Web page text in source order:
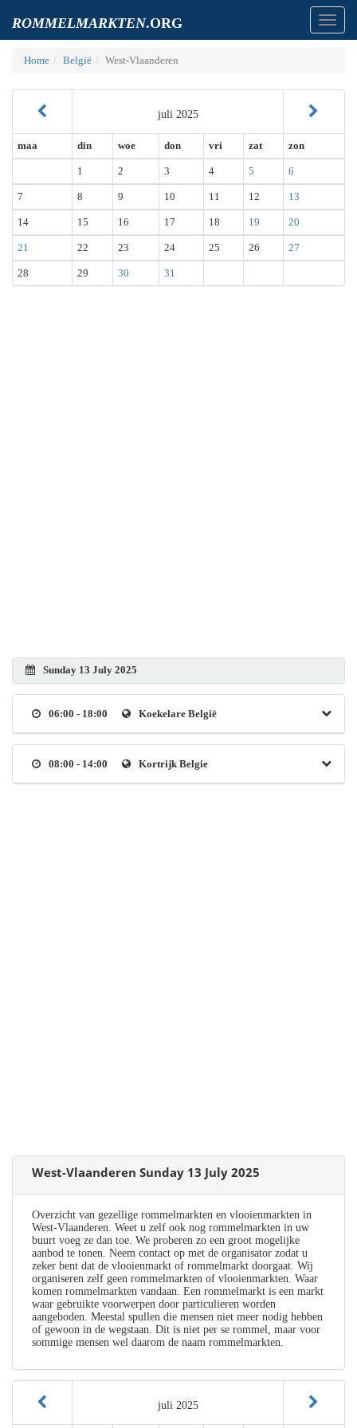
ROMMELMARKTEN.ORG
Home België West-Vlaanderen
juli 2025
maa din woe don vri zat zon
1 2 3 4 5 6
7 8 9 10 11 12 13
14 15 16 17 18 19 20
21 22 23 24 25 26 27
28 29 30 31
Sunday 13 July 2025
06:00 - 18:00 Koekelare België
08:00 - 14:00 Kortrijk Belgie
West-Vlaanderen Sunday 13 July 2025
Overzicht van gezellige rommelmarkten en vlooienmarkten in
West-Vlaanderen. Weet u zelf ook nog rommelmarkten in uw
buurt voeg ze dan toe. We proberen zo een groot mogelijke
aanbod te tonen. Neem contact op met de organisator zodat u
zeker bent dat de vlooienmarkt of rommelmarkt doorgaat. Wij
organiseren zelf geen rommelmarkten of vlooienmarkten. Waar
komen rommelmarkten vandaan. Een rommelmarkt is een markt
waar gebruikte voorwerpen door particulieren worden
aangeboden. Meestal spullen die mensen niet meer nodig hebben
of gewoon in de wegstaan. Dit is niet per se rommel, maar voor
sommige mensen wel daarom de naam rommelmarkten.
juli 2025